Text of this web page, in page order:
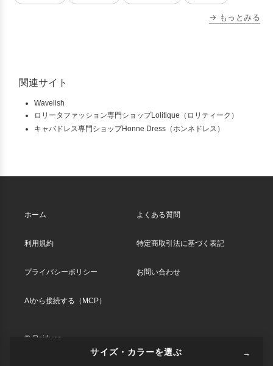
→ もっとみる
関連サイト
Wavelish
ロリータファッション専門ショップLolitique（ロリティーク）
キャバドレス専門ショップHonne Dress（ホンネドレス）
サイズ・カラーを選ぶ
ホーム よくある質問
利用規約 特定商取引法に基づく表記
プライバシーポリシー お問い合わせ
AIから接続する（MCP）
© Pairluna